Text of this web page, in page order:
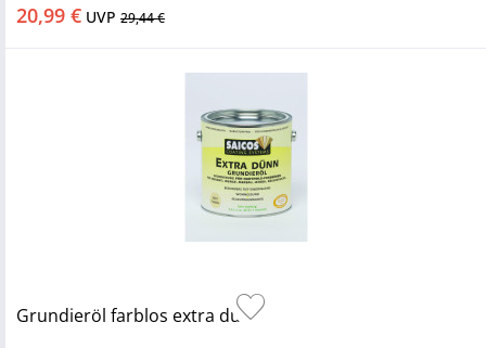
20,99 € UVP 29,44 €
Grundieröl farblos extra dünn